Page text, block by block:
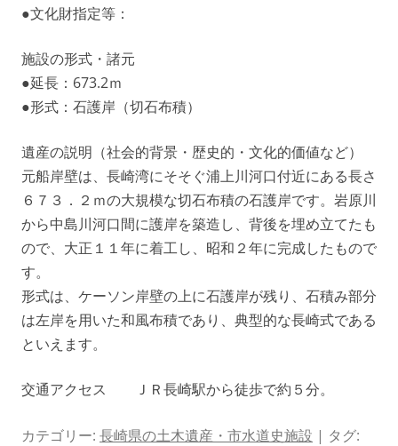
●文化財指定等：
施設の形式・諸元
●延長：673.2ｍ
●形式：石護岸（切石布積）
遺産の説明（社会的背景・歴史的・文化的価値など）
元船岸壁は、長崎湾にそそぐ浦上川河口付近にある長さ
６７３．２ｍの大規模な切石布積の石護岸です。岩原川
から中島川河口間に護岸を築造し、背後を埋め立てたも
ので、大正１１年に着工し、昭和２年に完成したもので
す。
形式は、ケーソン岸壁の上に石護岸が残り、石積み部分
は左岸を用いた和風布積であり、典型的な長崎式である
といえます。
交通アクセス ＪＲ長崎駅から徒歩で約５分。
カテゴリー: 長崎県の土木遺産・市水道史施設 | タグ: